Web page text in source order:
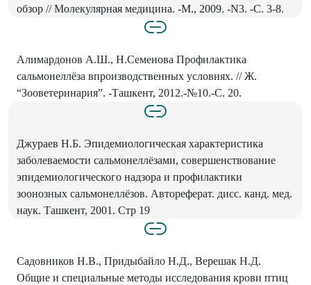
обзор // Молекулярная медицина. -М., 2009. -N3. -C. 3-8.
Алимардонов А.Ш., Н.Семенова Профилактика
сальмонеллёза впроизводственных условиях. // Ж.
“Зооветеринария”. -Ташкент, 2012.-№10.-С. 20.
Джураев Н.Б. Эпидемиологическая характеристика
заболеваемости сальмонеллёзами, совершенствование
эпидемиологического надзора и профилактики
зоонозных сальмонеллёзов. Автореферат. дисс. канд. мед.
наук. Ташкент, 2001. Стр 19
Садовников Н.В., Придыбайло Н.Д., Верешак Н.Д.
Общие и специальные методы исследования крови птиц